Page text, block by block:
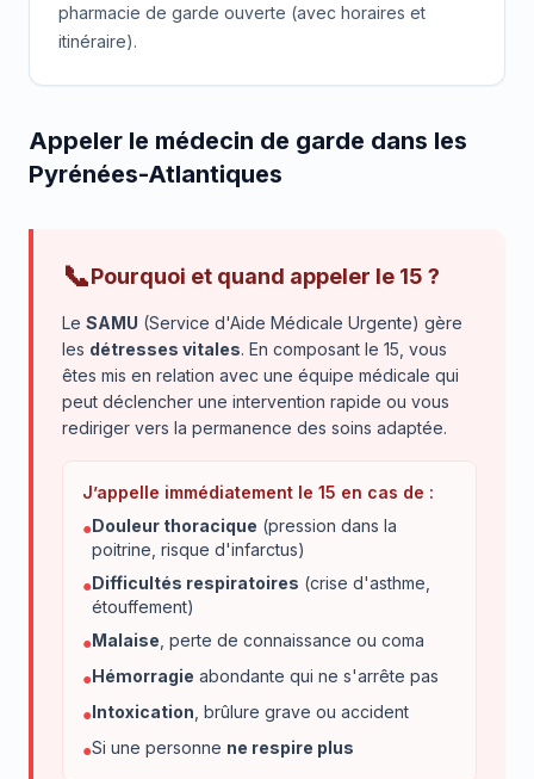
pharmacie de garde ouverte (avec horaires et
itinéraire).
Appeler le médecin de garde dans les
Pyrénées-Atlantiques
📞Pourquoi et quand appeler le 15 ?
Le SAMU (Service d'Aide Médicale Urgente) gère
les détresses vitales. En composant le 15, vous
êtes mis en relation avec une équipe médicale qui
peut déclencher une intervention rapide ou vous
rediriger vers la permanence des soins adaptée.
J’appelle immédiatement le 15 en cas de :
●Douleur thoracique (pression dans la
poitrine, risque d'infarctus)
●Difficultés respiratoires (crise d'asthme,
étouffement)
●Malaise , perte de connaissance ou coma
●Hémorragie abondante qui ne s'arrête pas
●Intoxication , brûlure grave ou accident
●Si une personne ne respire plus